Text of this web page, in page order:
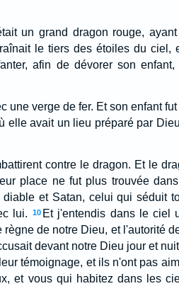
un grand dragon rouge,
le tiers des étoiles du ciel,
afin de dévorer son enfant,
une verge de fer. Et son enfant
elle avait un lieu préparé par
contre le dragon. Et le
place ne fut plus trouvée
et Satan, celui qui séduit
lui.
10 Et j'entendis dans le ciel
de notre Dieu, et l'autorité
devant notre Dieu jour et
témoignage, et ils n'ont pas
et vous qui habitez dans les